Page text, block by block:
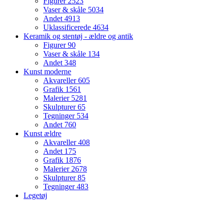
Vaser & skåle 5034
Andet4913
Uklassificerede 4634
Keramik og stentøj - ældre og antik
Figurer90
Vaser & skåle 134
Andet348
Kunst moderne
Akvareller605
Grafik 1561
Malerier 5281
Skulpturer65
Tegninger 534
Andet 760
Kunst ældre
Akvareller408
Andet 175
Grafik 1876
Malerier2678
Skulpturer85
Tegninger483
Legetøj